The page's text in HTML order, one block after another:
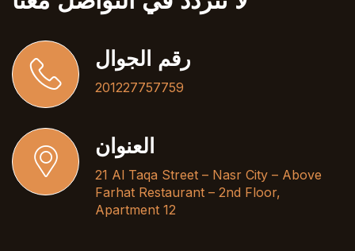
رقم الجوال
201227757759
العنوان
21 Al Taqa Street – Nasr City – Above
Farhat Restaurant – 2nd Floor,
Apartment 12